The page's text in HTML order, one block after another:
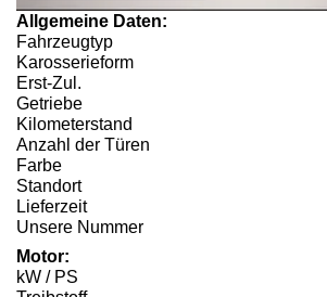
Allgemeine Daten:
Fahrzeugtyp
Karosserieform
Erst-Zul.
Getriebe
Kilometerstand
Anzahl der Türen
Farbe
Standort
Lieferzeit
Unsere Nummer
Motor:
kW / PS